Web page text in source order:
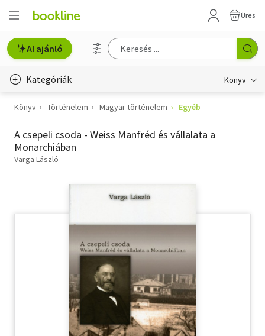
Üres
AI ajánló
Kategóriák Könyv
Életmód, egészség
Erotika
Gyermek- és ifjúsági
Hobbi, szabadidő
Szótár, nyelvkönyv
Tankönyv, segédkönyv
Könyv Történelem Magyar történelem Egyéb
A csepeli csoda - Weiss Manfréd és vállalata a
Monarchiában
Varga László